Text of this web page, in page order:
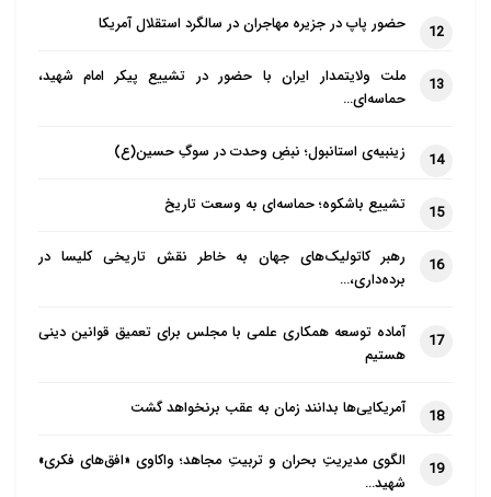
12 حضور پاپ در جزیره مهاجران در سالگرد استقلال آمریکا
13
ملت ولایتمدار ایران با حضور در تشییع پیکر امام شهید،
حماسه‌ای…
14 زینبیه‌ی استانبول؛ نبضِ وحدت در سوگِ حسین(ع)
15 تشییع باشکوه؛ حماسه‌ای به وسعت تاریخ
16
رهبر کاتولیک‌های جهان به خاطر نقش تاریخی کلیسا در
برده‌داری،…
17
آماده توسعه همکاری علمی با مجلس برای تعمیق قوانین دینی
هستیم
18 آمریکایی‌ها بدانند زمان به عقب برنخواهد گشت
19
الگوی مدیریتِ بحران و تربیتِ مجاهد؛ واکاوی «افق‌های فکری»
شهید…